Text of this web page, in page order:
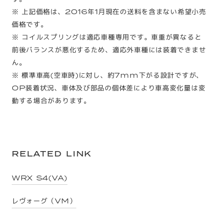
※ 上記価格は、2016年1月現在の送料を含まない希望小売
価格です。
※ コイルスプリングは適応車種専用です。車重が異なると
前後バランスが悪化するため、適応外車種には装着できませ
ん。
※ 標準車高(空車時)に対し、約7mm下がる設計ですが、
OP装着状況、車体及び部品の個体差により車高変化量は変
動する場合があります。
RELATED LINK
WRX S4(VA)
レヴォーグ（VM）